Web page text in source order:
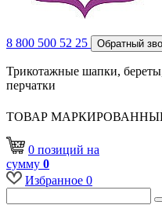
8 800 500 52 25 Обратный
Трикотажные шапки,
перчатки
ТОВАР
0 позиций на
сумму 0
Избранное 0